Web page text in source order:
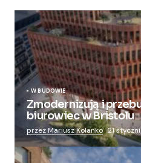
W BUDOWIE
Zmodernizują i
biurowiec w Bristolu
przez Mariusz Kolanko 21